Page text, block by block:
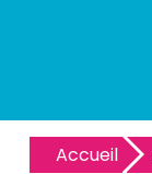
Accueil